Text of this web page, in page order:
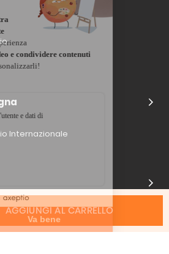
AGGIUNGI AL CARRELLO
Internazionale